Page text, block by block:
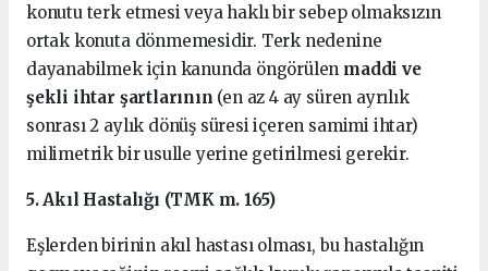
konutu terk etmesi veya haklı bir sebep olmaksızın
ortak konuta dönmemesidir. Terk nedenine
dayanabilmek için kanunda öngörülen maddi ve
şekli ihtar şartlarının (en az 4 ay süren ayrılık
sonrası 2 aylık dönüş süresi içeren samimi ihtar)
milimetrik bir usulle yerine getirilmesi gerekir.
5. Akıl Hastalığı (TMK m. 165)
Eşlerden birinin akıl hastası olması, bu hastalığın